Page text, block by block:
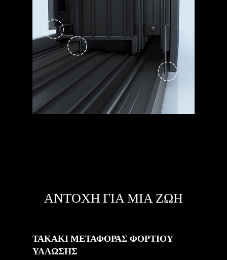
ΑΝΤΟΧΗ ΓΙΑ ΜΙΑ ΖΩΗ
ΤΑΚΑΚΙ ΜΕΤΑΦΟΡΑΣ ΦΟΡΤΙΟΥ
ΥΑΛΩΣΗΣ